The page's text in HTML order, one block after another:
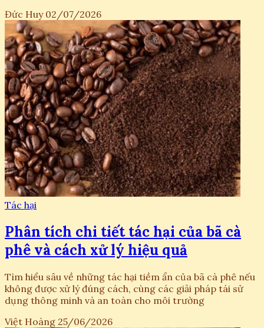
Đức Huy 02/07/2026
Tác hại
Phân tích chi tiết tác hại của bã cà
phê và cách xử lý hiệu quả
Tìm hiểu sâu về những tác hại tiềm ẩn của bã cà phê nếu
không được xử lý đúng cách, cùng các giải pháp tái sử
dụng thông minh và an toàn cho môi trường
Việt Hoàng 25/06/2026